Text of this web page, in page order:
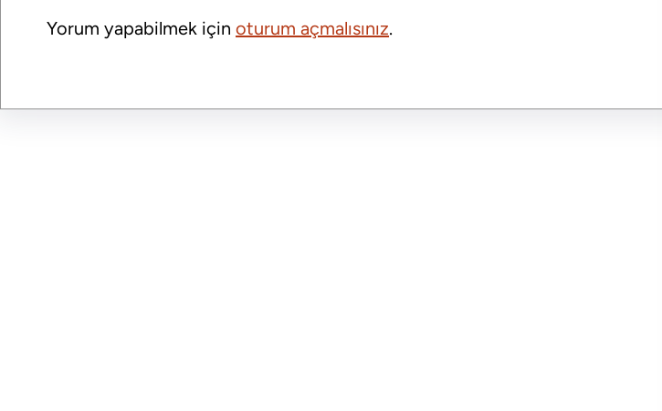
Yorum yapabilmek için oturum açmalısınız.